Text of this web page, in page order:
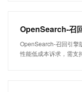
OpenSearch-召
OpenSearch-召回引擎
性能低成本诉求，需支